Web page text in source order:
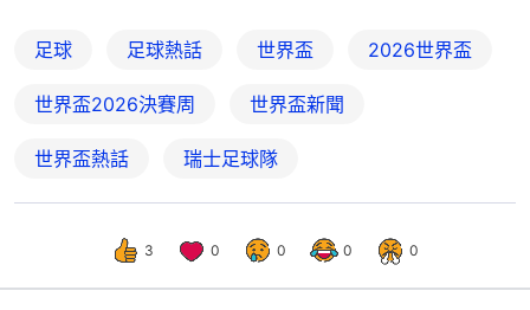
足球 足球熱話 世界盃 2026世界盃
世界盃2026決賽周 世界盃新聞
世界盃熱話 瑞士足球隊
3 0 0 0 0